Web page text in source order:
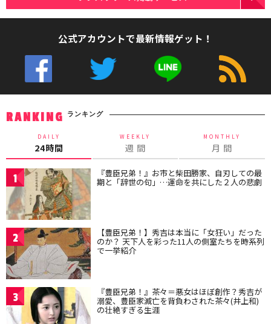
公式アカウントで最新情報ゲット！
RANKING ランキング
DAILY
24時間
WEEKLY
週 間
MONTHLY
月 間
1 『豊臣兄弟！』お市と柴田勝家、自刃しての最
期と「辞世の句」…運命を共にした２人の悲劇
2 【豊臣兄弟！】秀吉は本当に「女狂い」だった
のか？ 天下人を彩った11人の側室たちを時系列
で一挙紹介
3 『豊臣兄弟！』茶々＝悪女はほぼ創作？秀吉が
溺愛、豊臣家滅亡を背負わされた茶々(井上和)
の壮絶すぎる生涯